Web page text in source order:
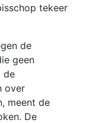
tekeer
de
geen
de
over
meent de
De